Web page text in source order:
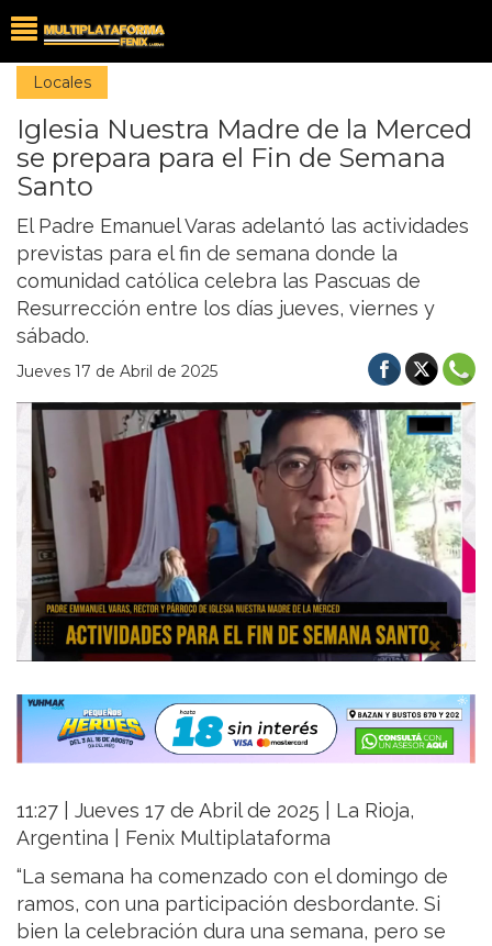
Locales
Iglesia Nuestra Madre de la Merced
se prepara para el Fin de Semana
Santo
El Padre Emanuel Varas adelantó las actividades
previstas para el fin de semana donde la
comunidad católica celebra las Pascuas de
Resurrección entre los días jueves, viernes y
sábado.
Jueves 17 de Abril de 2025
11:27 | Jueves 17 de Abril de 2025 | La Rioja,
Argentina | Fenix Multiplataforma
“La semana ha comenzado con el domingo de
ramos, con una participación desbordante. Si
bien la celebración dura una semana, pero se